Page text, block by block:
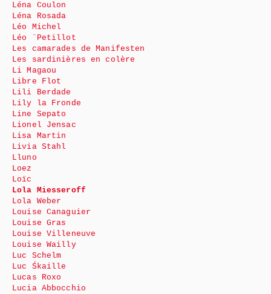
Léna Coulon
Léna Rosada
Léo Michel
Léo ¨Petillot
Les camarades de Manifesten
Les sardinières en colère
Li Magaou
Libre Flot
Lili Berdade
Lily la Fronde
Line Sepato
Lionel Jensac
Lisa Martin
Livia Stahl
Lluno
Loez
Loïc
Lola Miesseroff
Lola Weber
Louise Canaguier
Louise Gras
Louise Villeneuve
Louise Wailly
Luc Schelm
Luc Śkaille
Lucas Roxo
Lucia Abbocchio